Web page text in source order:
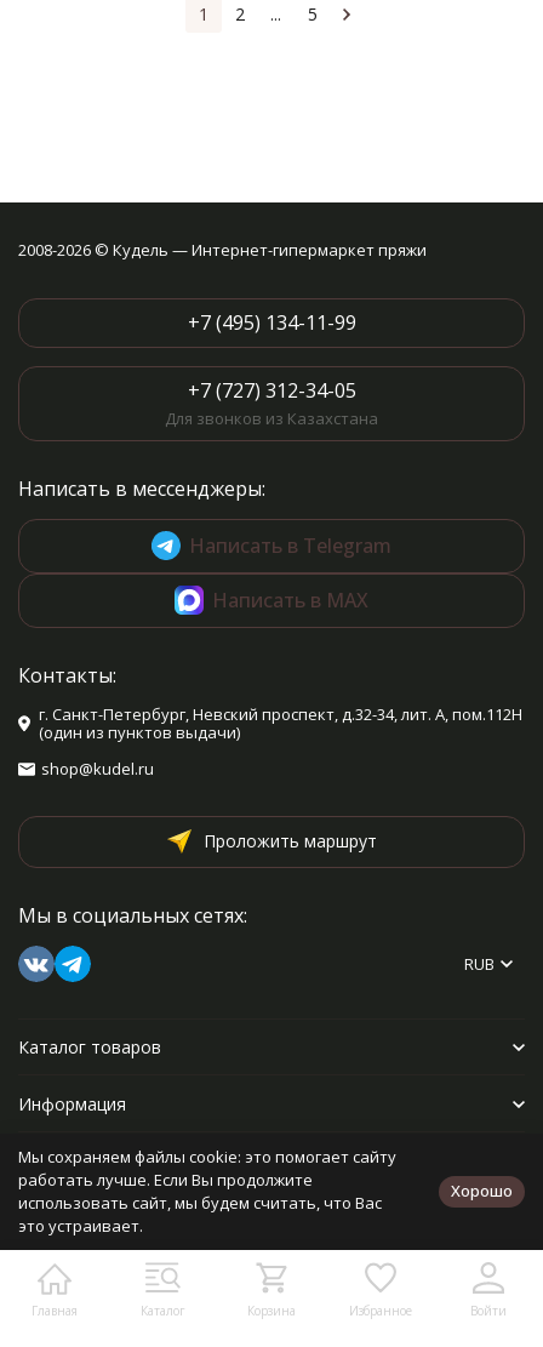
1 2 ... 5
Главная Каталог Корзина Избранное Войти
2008-2026 © Кудель — Интернет-гипермаркет пряжи
+7 (495) 134-11-99
+7 (727) 312-34-05
Для звонков из Казахстана
Написать в мессенджеры:
Написать в Telegram
Написать в MAX
Контакты:
г. Санкт-Петербург, Невский проспект, д.32-34, лит. А, пом.112Н
(один из пунктов выдачи)
shop@kudel.ru
Проложить маршрут
Мы в социальных сетях:
RUB
Каталог товаров
Информация
Прочее
Политика персональных данных
Разработано в
bodysite.ru
Мы сохраняем файлы cookie: это помогает сайту
работать лучше. Если Вы продолжите
использовать сайт, мы будем считать, что Вас
это устраивает.
Хорошо